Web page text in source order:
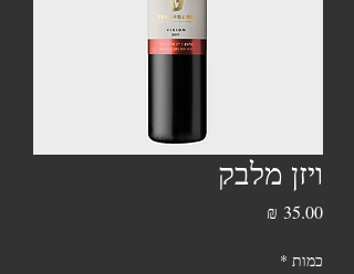
ויזן מלבק
כמות *